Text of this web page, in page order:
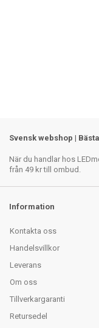
Svensk webshop |
När du handlar hos
från 49 kr till ombud.
Information
Kontakta oss
Handelsvillkor
Leverans
Om oss
Tillverkargaranti
Retursedel